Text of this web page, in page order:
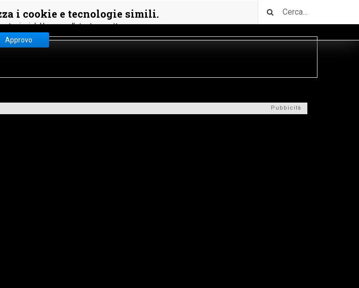
i cookie e tecnologie simili.
del browser, l'utente accetta.
Approvo
Pubbicità